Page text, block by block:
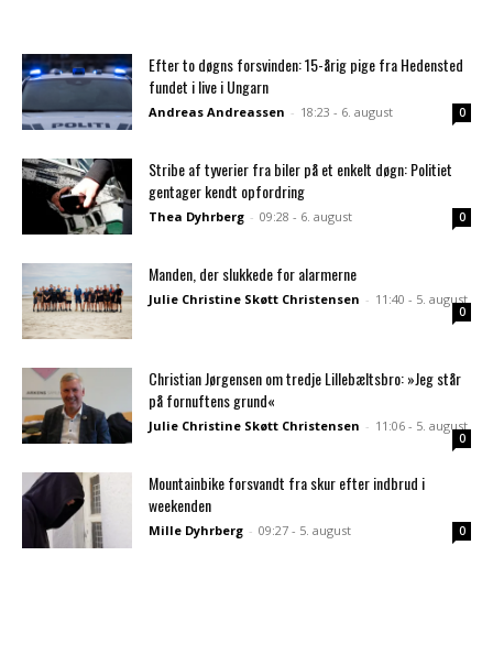
Efter to døgns forsvinden: 15-årig pige fra Hedensted
fundet i live i Ungarn
Andreas Andreassen - 18:23 - 6. august 0
Stribe af tyverier fra biler på et enkelt døgn: Politiet
gentager kendt opfordring
Thea Dyhrberg - 09:28 - 6. august 0
Manden, der slukkede for alarmerne
Julie Christine Skøtt Christensen - 11:40 - 5. august
0
Christian Jørgensen om tredje Lillebæltsbro: »Jeg står
på fornuftens grund«
Julie Christine Skøtt Christensen - 11:06 - 5. august
0
Mountainbike forsvandt fra skur efter indbrud i
weekenden
Mille Dyhrberg - 09:27 - 5. august 0